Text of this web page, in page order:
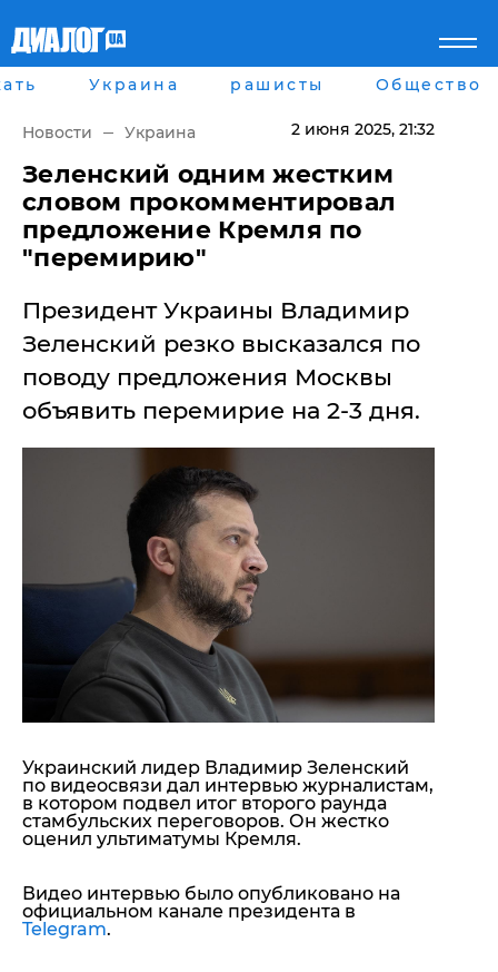
Главная
рассея
Мир
Беларусь
Военное обозрение
Наука и Техника
Экономика
Блоги
Пресса
Шоу-биз
Здоровье
Украина
Спорт
Культура
Города
Харьков
Днепр
Львов
Война на Донбассе и в
Оккупация Крыма
Новости Крыма
Армия Украины
Шоу-биз
Пресс-релизы
Пресс-релизы
Авторское
Мнение
Блоги
Украина рашисты Общество
Новости Украина 2 июня 2025, 21:32
​Зеленский одним жестким
словом прокомментировал
предложение Кремля по
"перемирию"
Президент Украины Владимир
Зеленский резко высказался по
поводу предложения Москвы
объявить перемирие на 2-3 дня.
Украинский лидер Владимир Зеленский
по видеосвязи дал интервью журналистам,
в котором подвел итог второго раунда
стамбульских переговоров. Он жестко
оценил ультиматумы Кремля.
Видео интервью было опубликовано на
официальном канале президента в
Telegram.